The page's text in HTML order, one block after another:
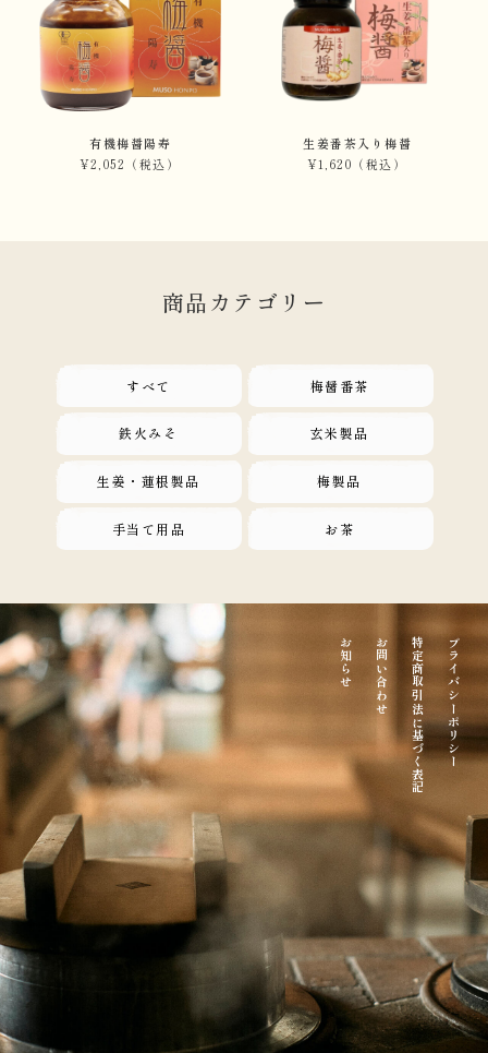
有機梅醤陽寿
¥2,052 （税込）
生姜番茶入り梅醤
¥1,620 （税込）
商品カテゴリー
すべて 梅醤番茶
鉄火みそ 玄米製品
生姜・蓮根製品 梅製品
手当て用品 お茶
お知らせ お問い合わせ 特定商取引法に基づく表記プライバシーポリシー